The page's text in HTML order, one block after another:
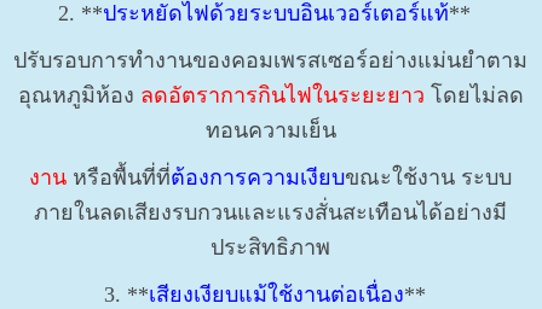
2. **ประหยัดไฟด้วยระบบอินเวอร์เตอร์แท้**
ปรับรอบการทำงานของคอมเพรสเซอร์อย่างแม่นยำตาม
อุณหภูมิห้อง ลดอัตราการกินไฟในระยะยาว โดยไม่ลด
ทอนความเย็น
งาน หรือพื้นที่ที่ต้องการความเงียบขณะใช้งาน ระบบ
ภายในลดเสียงรบกวนและแรงสั่นสะเทือนได้อย่างมี
ประสิทธิภาพ
3. **เสียงเงียบแม้ใช้งานต่อเนื่อง**